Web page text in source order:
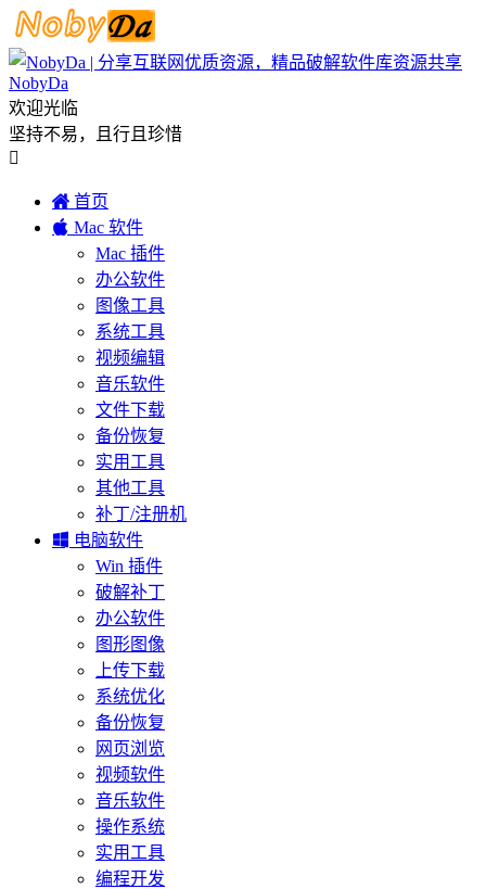
NobyDa
欢迎光临
坚持不易，且行且珍惜

 首页
 Mac 软件
Mac 插件
办公软件
图像工具
系统工具
视频编辑
音乐软件
文件下载
备份恢复
实用工具
其他工具
补丁/注册机
 电脑软件
Win 插件
破解补丁
办公软件
图形图像
上传下载
系统优化
备份恢复
网页浏览
视频软件
音乐软件
操作系统
实用工具
编程开发